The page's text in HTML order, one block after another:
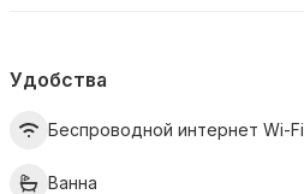
Удобства
Беспроводной интернет Wi-Fi
Ванна